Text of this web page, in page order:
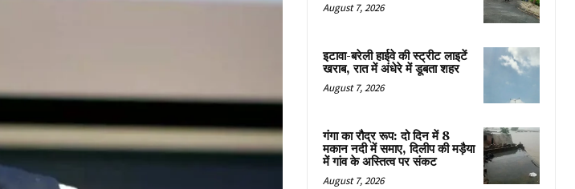
August 7, 2026
इटावा-बरेली हाईवे की स्ट्रीट लाइटें
खराब, रात में अंधेरे में डूबता शहर
August 7, 2026
गंगा का रौद्र रूप: दो दिन में 8
मकान नदी में समाए, दिलीप की मड़ैया
में गांव के अस्तित्व पर संकट
August 7, 2026